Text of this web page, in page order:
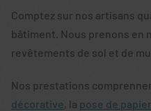
Comptez sur nos artisans
bâtiment. Nous prenons en
revêtements de sol et de
Nos prestations
décorative, la pose de